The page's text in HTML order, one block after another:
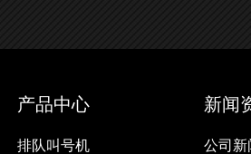
产品中心
排队叫号机
新闻
公司新